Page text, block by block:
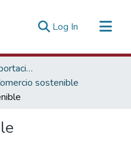
Log In (current)
Promoción de las Exportaciones
sostenible